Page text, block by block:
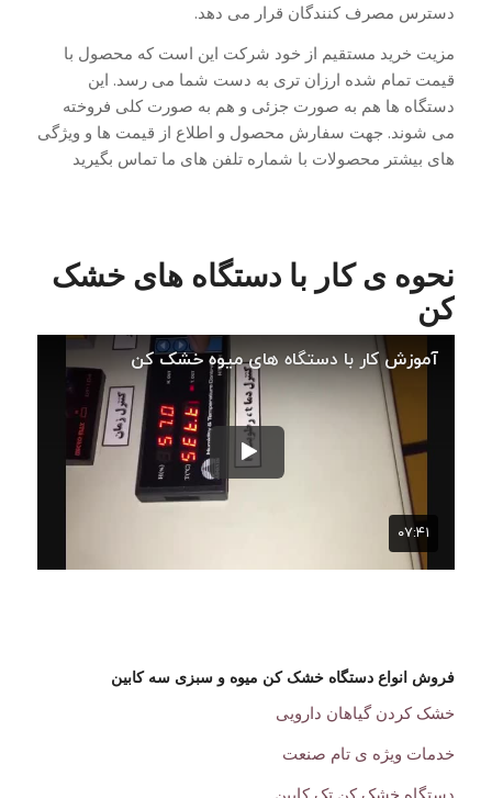
دسترس مصرف کنندگان قرار می دهد.
مزیت خرید مستقیم از خود شرکت این است که محصول با
قیمت تمام شده ارزان تری به دست شما می رسد. این
دستگاه ها هم به صورت جزئی و هم به صورت کلی فروخته
می شوند. جهت سفارش محصول و اطلاع از قیمت ها و ویژگی
های بیشتر محصولات با شماره تلفن های ما تماس بگیرید
نحوه ی کار با دستگاه های خشک
کن
فروش انواع دستگاه خشک کن میوه و سبزی سه کابین
خشک کردن گیاهان دارویی
خدمات ویژه ی تام صنعت
دستگاه خشک کن تک کابین